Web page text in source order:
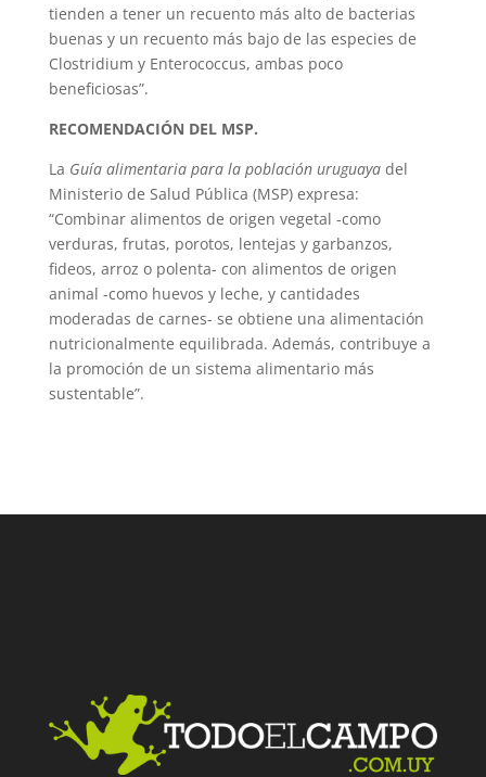
tienden a tener un recuento más alto de bacterias
buenas y un recuento más bajo de las especies de
Clostridium y Enterococcus, ambas poco
beneficiosas”.
RECOMENDACIÓN DEL MSP.
La Guía alimentaria para la población uruguayadel
Ministerio de Salud Pública (MSP) expresa:
“Combinar alimentos de origen vegetal -como
verduras, frutas, porotos, lentejas y garbanzos,
fideos, arroz o polenta- con alimentos de origen
animal -como huevos y leche, y cantidades
moderadas de carnes- se obtiene una alimentación
nutricionalmente equilibrada. Además, contribuye a
la promoción de un sistema alimentario más
sustentable”.